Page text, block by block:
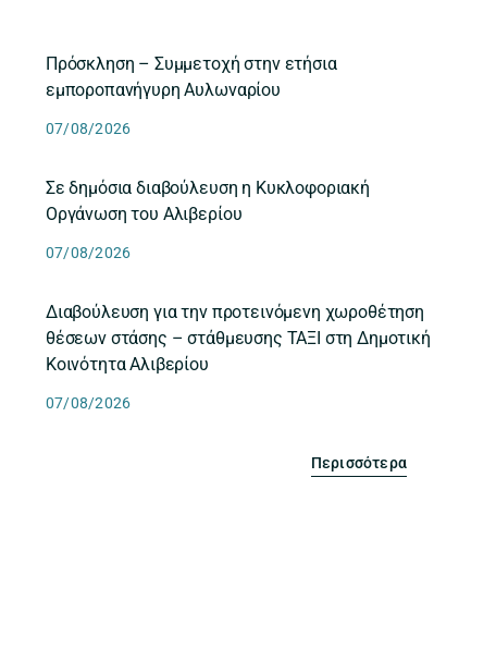
Πρόσκληση – Συμμετοχή στην ετήσια
εμποροπανήγυρη Αυλωναρίου
07/08/2026
Σε δημόσια διαβούλευση η Κυκλοφοριακή
Οργάνωση του Αλιβερίου
07/08/2026
Διαβούλευση για την προτεινόμενη χωροθέτηση
θέσεων στάσης – στάθμευσης ΤΑΞΙ στη Δημοτική
Κοινότητα Αλιβερίου
07/08/2026
Περισσότερα